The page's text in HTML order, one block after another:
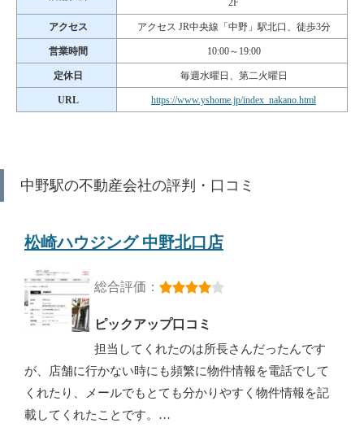
アクセス アクセス JR中央線「中野」駅北口、徒歩3分
営業時間 10:00～19:00
定休日 毎週水曜日、第二火曜日
URL https://www.yshome.jp/index_nakano.html
中野駅の不動産会社の評判・口コミ
松崎ハウジング 中野北口店
総合評価：
ピックアップ口コミ
担当してくれたのは所長さんだったんです
が、店舗に行かない時にも頻繁に物件情報を電話でして
くれたり、メールでもとても分かりやすく物件情報を記
載してくれたことです。…